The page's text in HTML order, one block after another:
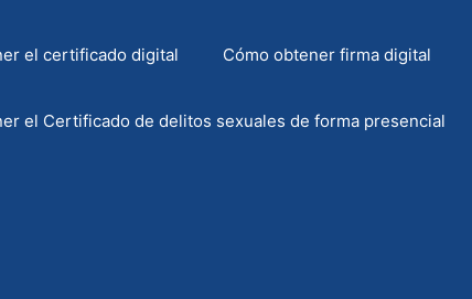
el certificado digital Cómo obtener firma digital
el Certificado de delitos sexuales de forma presencial